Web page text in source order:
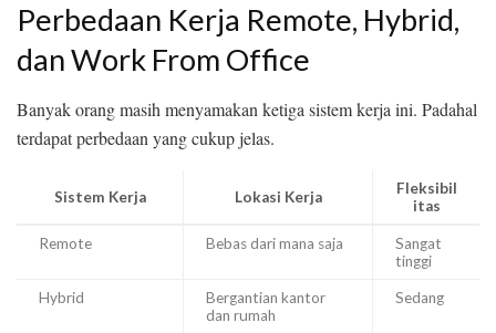
Perbedaan Kerja Remote, Hybrid,
dan Work From Office
Banyak orang masih menyamakan ketiga sistem kerja ini. Padahal
terdapat perbedaan yang cukup jelas.
Sistem Kerja Lokasi Kerja
Fleksibil
itas
Remote Bebas dari mana saja
Sangat
tinggi
Hybrid
Bergantian kantor
dan rumah
Sedang